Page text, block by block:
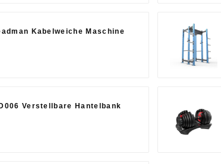
Kabelweiche Maschine
Verstellbare Hantelbank